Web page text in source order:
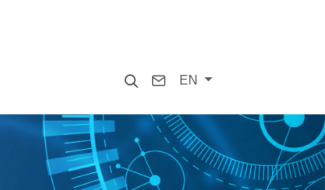
SearchContact
EN